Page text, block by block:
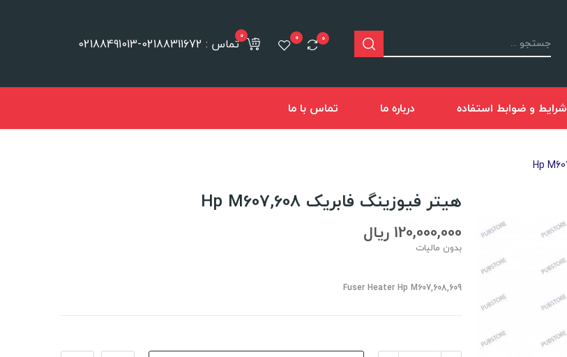
0
0 تماس : 02188311672-021884910130
شرایط و ضوابط استفاده درباره ما تماس با ما
هیتر فیوزینگ فابریک Hp M607,608
120,000,000 ریال
بدون مالیات
Fuser Heater Hp M607,608,609